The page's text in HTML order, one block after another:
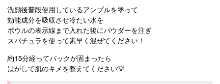
洗顔後普段使用しているアンプルを塗って
効能成分を吸収させ冷たい水を
ボウルの表示線まで入れた後にパウダーを注ぎ
スパチュラを使って素早く混ぜてください！
約15分経ってパックが固まったら
はがして肌のキメを整えてください💡